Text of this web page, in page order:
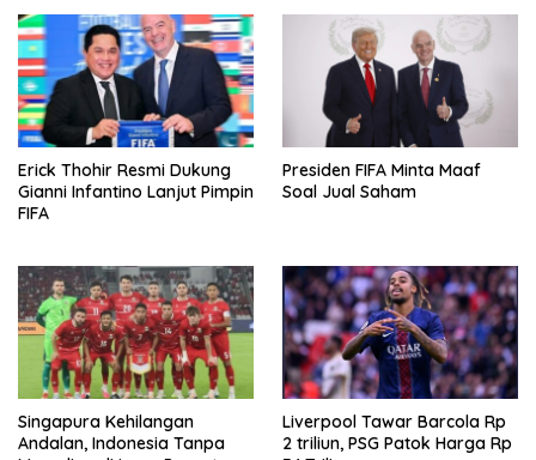
Erick Thohir Resmi Dukung
Gianni Infantino Lanjut Pimpin
FIFA
Presiden FIFA Minta Maaf
Soal Jual Saham
Singapura Kehilangan
Andalan, Indonesia Tanpa
Liverpool Tawar Barcola Rp
2 triliun, PSG Patok Harga Rp